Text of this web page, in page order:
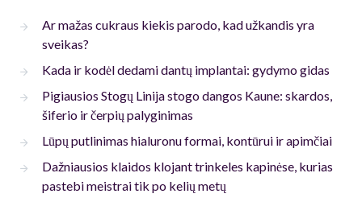
Ar mažas cukraus kiekis parodo, kad užkandis yra
sveikas?
Kada ir kodėl dedami dantų implantai: gydymo gidas
Pigiausios Stogų Linija stogo dangos Kaune: skardos,
šiferio ir čerpių palyginimas
Lūpų putlinimas hialuronu formai, kontūrui ir apimčiai
Dažniausios klaidos klojant trinkeles kapinėse, kurias
pastebi meistrai tik po kelių metų